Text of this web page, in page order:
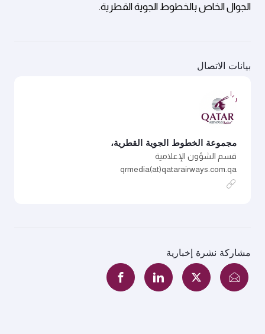
الجوال الخاص بالخطوط الجوية القطرية.
بيانات الاتصال
مجموعة الخطوط الجوية القطرية،
قسم الشؤون الإعلامية
qrmedia(at)qatarairways.com.qa
مشاركة نشرة إخبارية